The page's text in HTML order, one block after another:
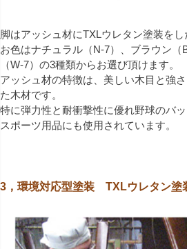
脚はアッシュ材にTXLウレタン塗装をし
お色はナチュラル（N-7）、ブラウン（
（W-7）の3種類からお選び頂けます。
アッシュ材の特徴は、美しい木目と強
た木材です。
特に弾力性と耐衝撃性に優れ野球のバ
スポーツ用品にも使用されています。
3，環境対応型塗装 TXLウレタン塗